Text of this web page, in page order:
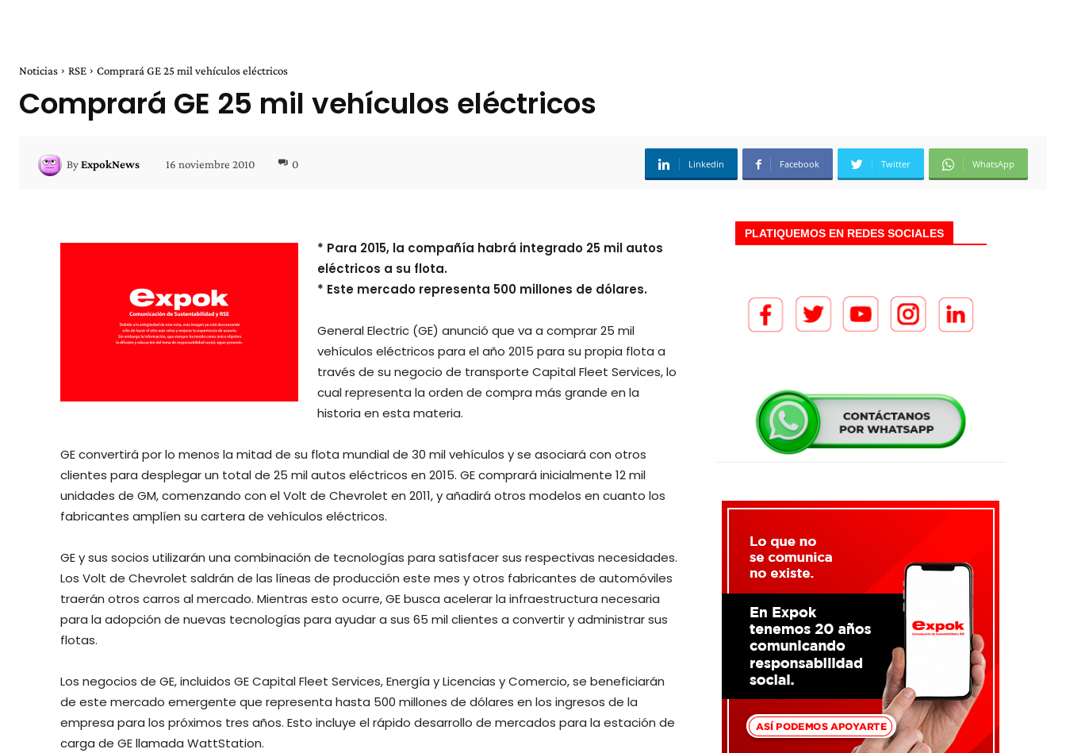
Noticias RSE Comprará GE 25 mil vehículos eléctricos
Comprará GE 25 mil vehículos eléctricos
ByExpokNews 16 noviembre 2010 0 Linkedin Facebook Twitter WhatsApp
* Para 2015, la compañía habrá integrado 25 mil autos
eléctricos a su flota.
* Este mercado representa 500 millones de dólares.
General Electric (GE) anunció que va a comprar 25 mil
vehículos eléctricos para el año 2015 para su propia flota a
través de su negocio de transporte Capital Fleet Services, lo
cual representa la orden de compra más grande en la
historia en esta materia.
GE convertirá por lo menos la mitad de su flota mundial de 30 mil vehículos y se asociará con otros
clientes para desplegar un total de 25 mil autos eléctricos en 2015. GE comprará inicialmente 12 mil
unidades de GM, comenzando con el Volt de Chevrolet en 2011, y añadirá otros modelos en cuanto los
fabricantes amplíen su cartera de vehículos eléctricos.
GE y sus socios utilizarán una combinación de tecnologías para satisfacer sus respectivas necesidades.
Los Volt de Chevrolet saldrán de las líneas de producción este mes y otros fabricantes de automóviles
traerán otros carros al mercado. Mientras esto ocurre, GE busca acelerar la infraestructura necesaria
para la adopción de nuevas tecnologías para ayudar a sus 65 mil clientes a convertir y administrar sus
flotas.
Los negocios de GE, incluidos GE Capital Fleet Services, Energía y Licencias y Comercio, se beneficiarán
de este mercado emergente que representa hasta 500 millones de dólares en los ingresos de la
empresa para los próximos tres años. Esto incluye el rápido desarrollo de mercados para la estación de
carga de GE llamada WattStation.
PLATIQUEMOS EN REDES SOCIALES